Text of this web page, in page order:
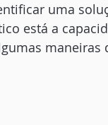
uma
está a
maneiras